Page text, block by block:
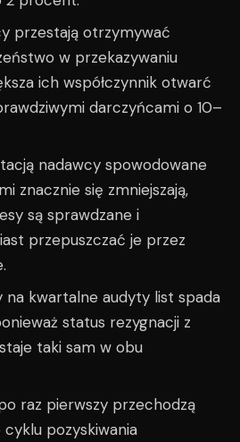
przestają otrzymywać
w przekazywaniu
ich współczynnik otwarć
darczyńcami o 10–
nadawcy spowodowane
znacznie się zmniejszają,
są sprawdzane i
przepuszczać je przez
na kwartalne audyty list spada
status rezygnacji z
taki sam w obu
raz pierwszy przechodzą
pozyskiwania